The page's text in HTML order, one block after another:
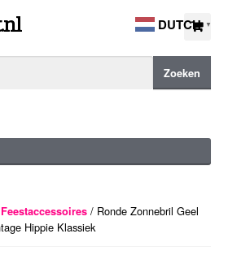
Zoeken
Feestaccessoires/ Ronde Zonnebril Geel
Hippie Klassiek
DUTCH ▼